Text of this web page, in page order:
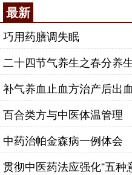
性和把握性。“用药如用兵
时，用药迟疑，那只会
够，那只能是杯水车薪，
2000年余治一女患者
前在某医院已做剖腹切除
几次矢气，却一直未解
院多次会诊，结论均为肠
未能取效，只得考虑再
剖腹术后25天，不仅不
情况甚差，腹胀，呕逆，
最新
巧用药膳调失眠
二十四节气养生之春分养生
补气养血止血方治产后出血
百合类方与中医体温管理
中药治帕金森病一例体会
贯彻中医药法应强化“五种